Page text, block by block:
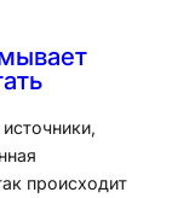
происходит